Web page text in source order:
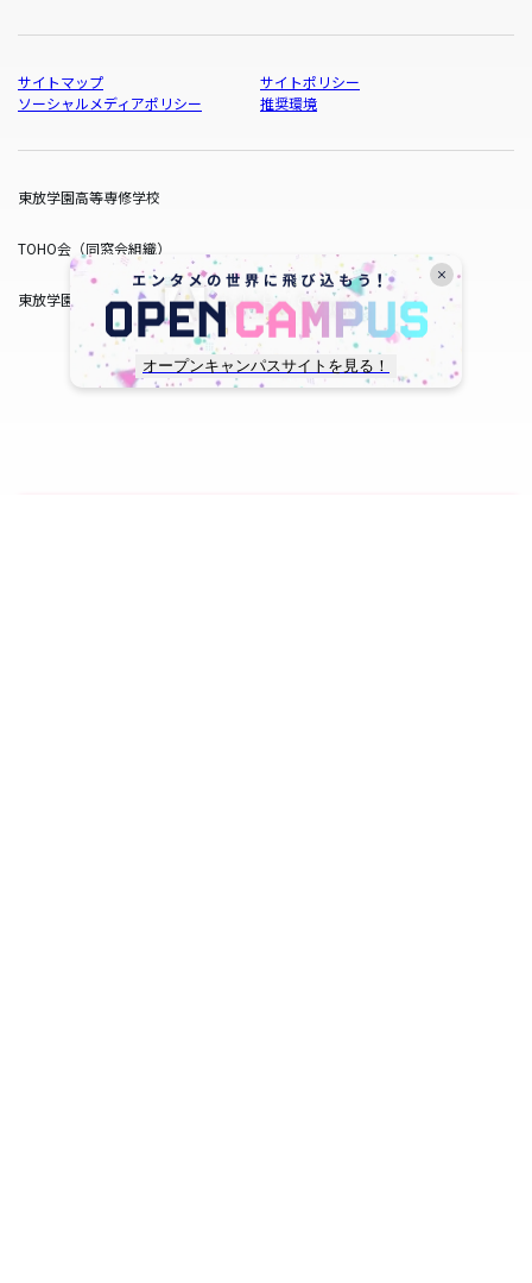
オープンキャンパスサイトを見る！
サイトマップ
サイトポリシー
ソーシャルメディアポリシー
推奨環境
東放学園高等専修学校
TOHO会（同窓会組織）
東放学園サービス
copyright © TOHO GAKUEN All Rights Reserved.